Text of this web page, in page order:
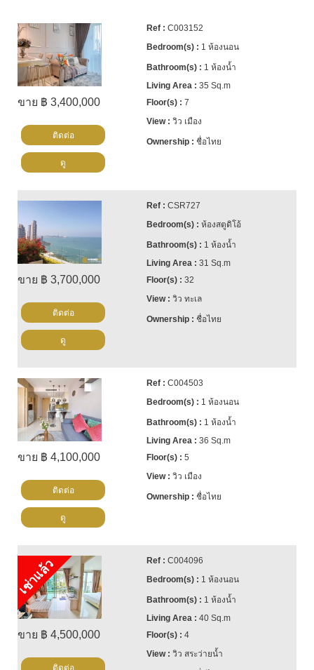
ขาย ฿ 3,400,000
C003152
1 ห้องนอน
1 ห้องน้ำ
35 Sq.m
7
วิว เมือง
ชื่อไทย
ติดต่อ
ดู
ขาย ฿ 3,700,000
CSR727
ห้องสตูดิโอ้
1 ห้องน้ำ
31 Sq.m
32
วิว ทะเล
ชื่อไทย
ติดต่อ
ดู
ขาย ฿ 4,100,000
C004503
1 ห้องนอน
1 ห้องน้ำ
36 Sq.m
5
วิว เมือง
ชื่อไทย
ติดต่อ
ดู
เช่าแล้ว
ขาย ฿ 4,500,000
C004096
1 ห้องนอน
1 ห้องน้ำ
40 Sq.m
4
วิว สระว่ายน้ำ